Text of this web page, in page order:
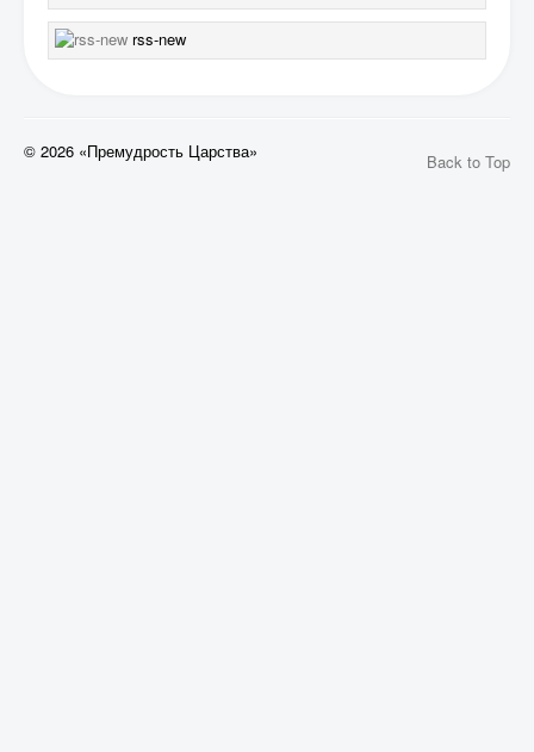
rss-new
Back to Top
© 2026 «Премудрость Царства»